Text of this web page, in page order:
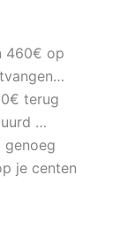
460€ op
terug
…
genoeg
je centen